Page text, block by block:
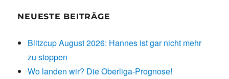
NEUESTE BEITRÄGE
Blitzcup August 2026: Hannes ist gar nicht mehr
zu stoppen
Wo landen wir? Die Oberliga-Prognose!